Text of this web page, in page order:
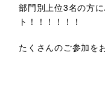
部門別上位3名の方
ト！！！！！！
たくさんのご参加を